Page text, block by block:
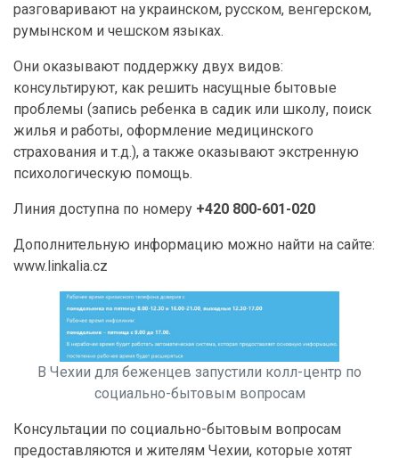
разговаривают на украинском, русском, венгерском,
румынском и чешском языках.
Они оказывают поддержку двух видов:
консультируют, как решить насущные бытовые
проблемы (запись ребенка в садик или школу, поиск
жилья и работы, оформление медицинского
страхования и т.д.), а также оказывают экстренную
психологическую помощь.
Линия доступна по номеру +420 800-601-020
Дополнительную информацию можно найти на сайте:
www.linkalia.cz
В Чехии для беженцев запустили колл-центр по
социально-бытовым вопросам
Консультации по социально-бытовым вопросам
предоставляются и жителям Чехии, которые хотят